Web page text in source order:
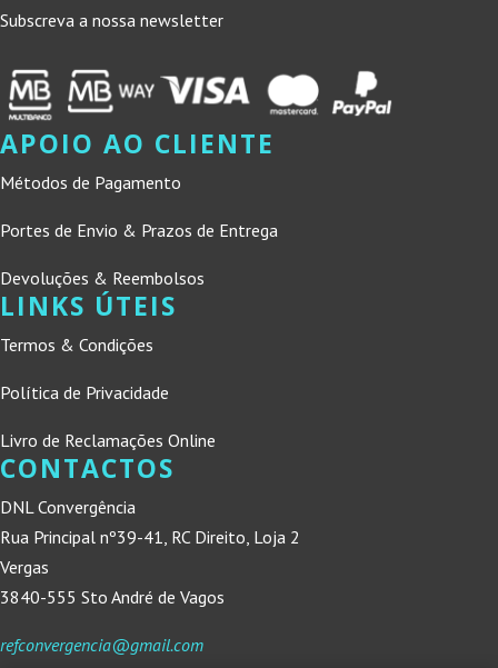
Subscreva a nossa newsletter
APOIO AO CLIENTE
Métodos de Pagamento
Portes de Envio & Prazos de Entrega
Devoluções & Reembolsos
LINKS ÚTEIS
Termos & Condições
Política de Privacidade
Livro de Reclamações Online
CONTACTOS
DNL Convergência
Rua Principal nº39-41, RC Direito, Loja 2
Vergas
3840-555 Sto André de Vagos
refconvergencia@gmail.com